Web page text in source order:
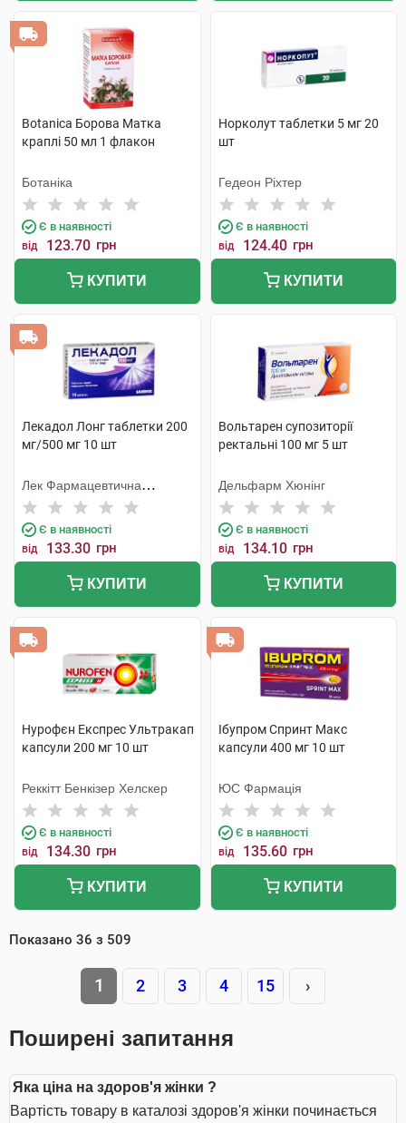
Botanica Борова Матка
краплі 50 мл 1 флакон
Ботаніка
Є в наявності
від 123.70 грн
КУПИТИ
Норколут таблетки 5 мг 20
шт
Гедеон Ріхтер
Є в наявності
від 124.40 грн
КУПИТИ
Лекадол Лонг таблетки 200
мг/500 мг 10 шт
Лек Фармацевтична
компанія
Є в наявності
від 133.30 грн
КУПИТИ
Вольтарен супозиторії
ректальні 100 мг 5 шт
Дельфарм Хюнінг
Є в наявності
від 134.10 грн
КУПИТИ
Нурофєн Експрес Ультракап
капсули 200 мг 10 шт
Реккітт Бенкізер Хелскер
Є в наявності
від 134.30 грн
КУПИТИ
Ібупром Спринт Макс
капсули 400 мг 10 шт
ЮС Фармація
Є в наявності
від 135.60 грн
КУПИТИ
Показано 36 з 509
1 2 3 4 15 ›
Поширені запитання
Яка ціна на здоров'я жінки ?
Вартість товару в каталозі здоров'я жінки починається